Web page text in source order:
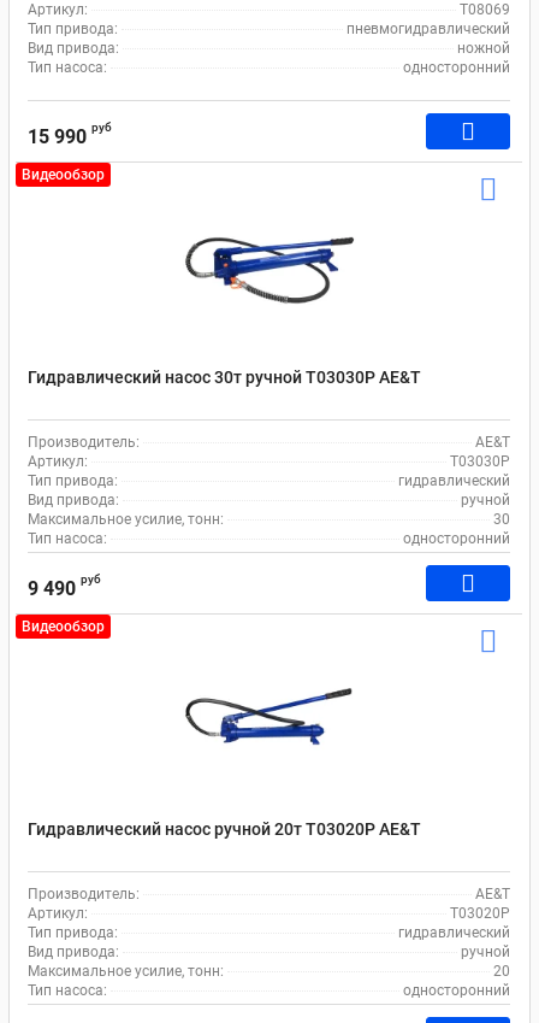
Артикул:
T08069
Тип привода:
пневмогидравлический
Вид привода:
ножной
Тип насоса:
односторонний
15 990 руб
Видеообзор
Гидравлический насос 30т ручной T03030P AE&T
Производитель:
AE&T
Артикул:
T03030P
Тип привода:
гидравлический
Вид привода:
ручной
Максимальное усилие, тонн:
30
Тип насоса:
односторонний
9 490 руб
Видеообзор
Гидравлический насос ручной 20т T03020P AE&T
Производитель:
AE&T
Артикул:
T03020P
Тип привода:
гидравлический
Вид привода:
ручной
Максимальное усилие, тонн:
20
Тип насоса:
односторонний